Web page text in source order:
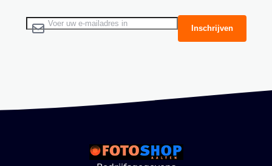
Abonneer u op onze nieuwsbrief Inschrijven